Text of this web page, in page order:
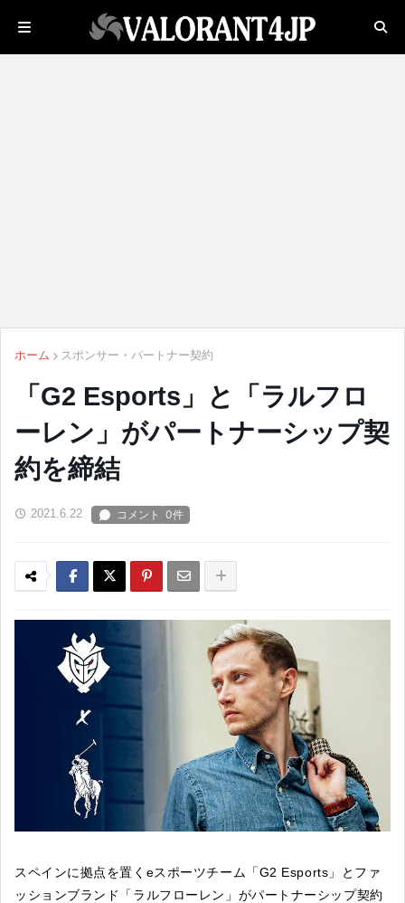
ホーム スポンサー・パートナー契約
「G2 Esports」と「ラルフロ
ーレン」がパートナーシップ契
約を締結
2021.6.22
スペインに拠点を置くeスポーツチーム「G2 Esports」とファ
ッションブランド「ラルフローレン」がパートナーシップ契約